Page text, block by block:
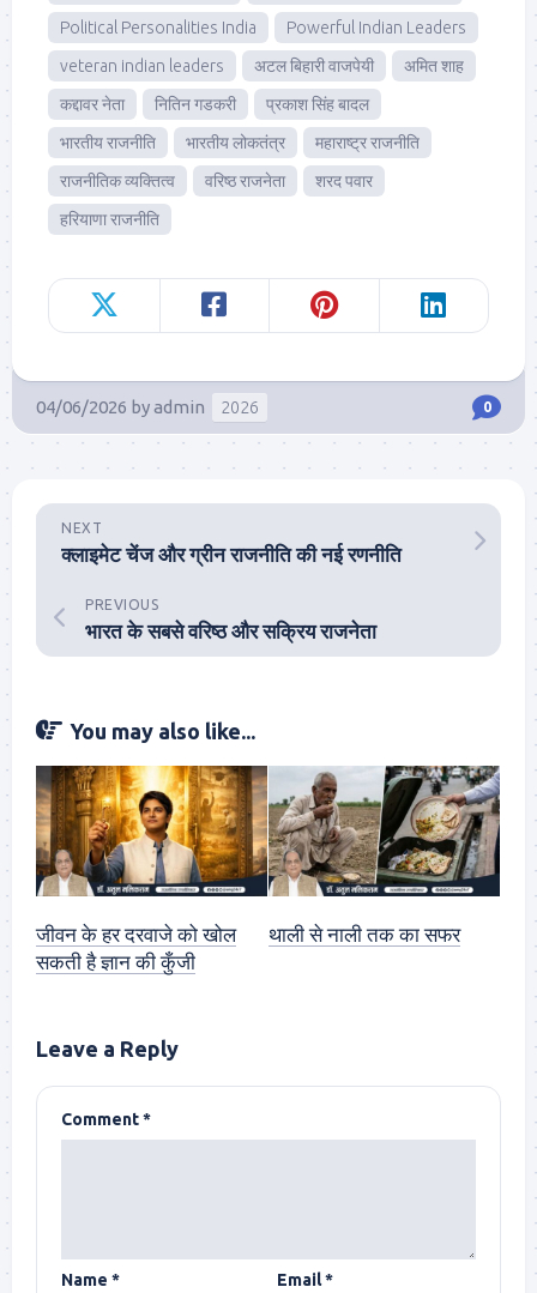
Political Personalities India
Powerful Indian Leaders
veteran indian leaders
अटल बिहारी वाजपेयी
अमित शाह
कद्दावर नेता
नितिन गडकरी
प्रकाश सिंह बादल
भारतीय राजनीति
भारतीय लोकतंत्र
महाराष्ट्र राजनीति
राजनीतिक व्यक्तित्व
वरिष्ठ राजनेता
शरद पवार
हरियाणा राजनीति
04/06/2026 byadmin 2026 0
NEXT
क्लाइमेट चेंज और ग्रीन राजनीति की नई रणनीति
PREVIOUS
भारत के सबसे वरिष्ठ और सक्रिय राजनेता
You may also like...
जीवन के हर दरवाजे को खोल
सकती है ज्ञान की कुँजी
थाली से नाली तक का सफर
Leave a Reply
Comment*
Name * Email*